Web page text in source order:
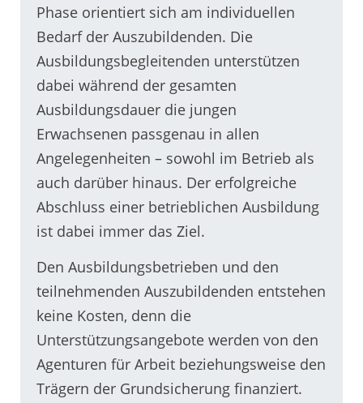
Phase orientiert sich am individuellen
Bedarf der Auszubildenden. Die
Ausbildungsbegleitenden unterstützen
dabei während der gesamten
Ausbildungsdauer die jungen
Erwachsenen passgenau in allen
Angelegenheiten – sowohl im Betrieb als
auch darüber hinaus. Der erfolgreiche
Abschluss einer betrieblichen Ausbildung
ist dabei immer das Ziel.
Den Ausbildungsbetrieben und den
teilnehmenden Auszubildenden entstehen
keine Kosten, denn die
Unterstützungsangebote werden von den
Agenturen für Arbeit beziehungsweise den
Trägern der Grundsicherung finanziert.